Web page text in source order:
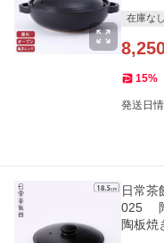
在庫なし
15%
発送日
日常茶
025 陶
陶板焼